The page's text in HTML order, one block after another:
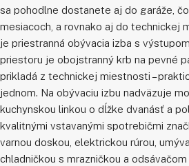
sa pohodlne dostanete aj do garáže,
mesiacoch, a rovnako aj do technickej
je priestranná obývacia izba s
priestoru je obojstranný krb na pevné
prikladá z technickej miestnosti –
jednom. Na obývaciu izbu nadväzuje
kuchynskou linkou o dĺžke dvanásť a
kvalitnými vstavanými spotrebičmi
varnou doskou, elektrickou rúrou,
chladničkou s mrazničkou a odsávačom